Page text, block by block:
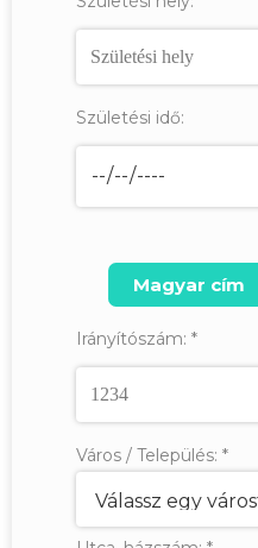
Születési idő:
Magyar cím
Irányítószám: *
Város / Település: *